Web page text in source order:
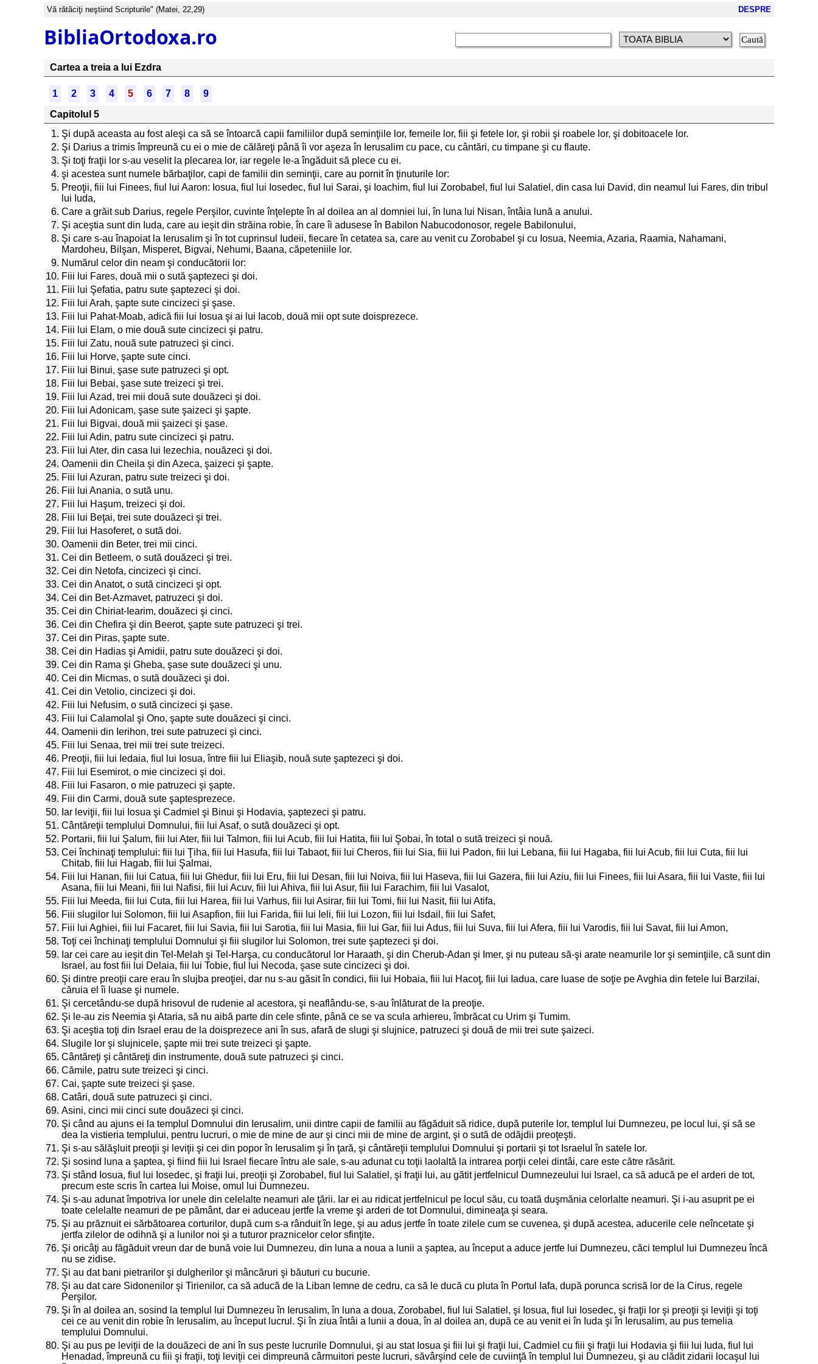
Vă rătăciţi neştiind Scripturile" (Matei, 22,29) DESPRE
BibliaOrtodoxa.ro
Cartea a treia a lui Ezdra
1 2 3 4 5 6 7 8
9
Capitolul 5
1. Şi după aceasta au fost aleşi ca să se întoarcă capii familiilor după seminţiile lor, femeile lor, fiii şi fetele lor, şi robii şi roabele lor, şi dobitoacele lor.
2. Şi Darius a trimis împreună cu ei o mie de călăreţi până îi vor aşeza în Ierusalim cu pace, cu cântări, cu timpane şi cu flaute.
3. Şi toţi fraţii lor s-au veselit la plecarea lor, iar regele le-a îngăduit să plece cu ei.
4. şi acestea sunt numele bărbaţilor, capi de familii din seminţii, care au pornit în ţinuturile lor:
5. Preoţii, fiii lui Finees, fiul lui Aaron: Iosua, fiul lui Iosedec, fiul lui Sarai, şi Ioachim, fiul lui Zorobabel, fiul lui Salatiel, din casa lui David, din neamul lui Fares, din tribul
lui Iuda,
6. Care a grăit sub Darius, regele Perşilor, cuvinte înţelepte în al doilea an al domniei lui, în luna lui Nisan, întâia lună a anului.
7. Şi aceştia sunt din Iuda, care au ieşit din străina robie, în care îi adusese în Babilon Nabucodonosor, regele Babilonului,
8. Şi care s-au înapoiat la Ierusalim şi în tot cuprinsul Iudeii, fiecare în cetatea sa, care au venit cu Zorobabel şi cu Iosua, Neemia, Azaria, Raamia, Nahamani,
Mardoheu, Bilşan, Misperet, Bigvai, Nehumi, Baana, căpeteniile lor.
9. Numărul celor din neam şi conducătorii lor:
10. Fiii lui Fares, două mii o sută şaptezeci şi doi.
11. Fiii lui Şefatia, patru sute şaptezeci şi doi.
12. Fiii lui Arah, şapte sute cincizeci şi şase.
13. Fiii lui Pahat-Moab, adică fiii lui Iosua şi ai lui Iacob, două mii opt sute doisprezece.
14. Fiii lui Elam, o mie două sute cincizeci şi patru.
15. Fiii lui Zatu, nouă sute patruzeci şi cinci.
16. Fiii lui Horve, şapte sute cinci.
17. Fiii lui Binui, şase sute patruzeci şi opt.
18. Fiii lui Bebai, şase sute treizeci şi trei.
19. Fiii lui Azad, trei mii două sute douăzeci şi doi.
20. Fiii lui Adonicam, şase sute şaizeci şi şapte.
21. Fiii lui Bigvai, două mii şaizeci şi şase.
22. Fiii lui Adin, patru sute cincizeci şi patru.
23. Fiii lui Ater, din casa lui Iezechia, nouăzeci şi doi.
24. Oamenii din Cheila şi din Azeca, şaizeci şi şapte.
25. Fiii lui Azuran, patru sute treizeci şi doi.
26. Fiii lui Anania, o sută unu.
27. Fiii lui Haşum, treizeci şi doi.
28. Fiii lui Beţai, trei sute douăzeci şi trei.
29. Fiii lui Hasoferet, o sută doi.
30. Oamenii din Beter, trei mii cinci.
31. Cei din Betleem, o sută douăzeci şi trei.
32. Cei din Netofa, cincizeci şi cinci.
33. Cei din Anatot, o sută cincizeci şi opt.
34. Cei din Bet-Azmavet, patruzeci şi doi.
35. Cei din Chiriat-Iearim, douăzeci şi cinci.
36. Cei din Chefira şi din Beerot, şapte sute patruzeci şi trei.
37. Cei din Piras, şapte sute.
38. Cei din Hadias şi Amidii, patru sute douăzeci şi doi.
39. Cei din Rama şi Gheba, şase sute douăzeci şi unu.
40. Cei din Micmas, o sută douăzeci şi doi.
41. Cei din Vetolio, cincizeci şi doi.
42. Fiii lui Nefusim, o sută cincizeci şi şase.
43. Fiii lui Calamolal şi Ono, şapte sute douăzeci şi cinci.
44. Oamenii din Ierihon, trei sute patruzeci şi cinci.
45. Fiii lui Senaa, trei mii trei sute treizeci.
46. Preoţii, fiii lui Iedaia, fiul lui Iosua, între fiii lui Eliaşib, nouă sute şaptezeci şi doi.
47. Fiii lui Esemirot, o mie cincizeci şi doi.
48. Fiii lui Fasaron, o mie patruzeci şi şapte.
49. Fiii din Carmi, două sute şaptesprezece.
50. Iar leviţii, fiii lui Iosua şi Cadmiel şi Binui şi Hodavia, şaptezeci şi patru.
51. Cântăreţii templului Domnului, fiii lui Asaf, o sută douăzeci şi opt.
52. Portarii, fiii lui Şalum, fiii lui Ater, fiii lui Talmon, fiii lui Acub, fiii lui Hatita, fiii lui Şobai, în total o sută treizeci şi nouă.
53. Cei închinaţi templului: fiii lui Ţiha, fiii lui Hasufa, fiii lui Tabaot, fiii lui Cheros, fiii lui Sia, fiii lui Padon, fiii lui Lebana, fiii lui Hagaba, fiii lui Acub, fiii lui Cuta, fiii lui
Chitab, fiii lui Hagab, fiii lui Şalmai,
54. Fiii lui Hanan, fiii lui Catua, fiii lui Ghedur, fiii lui Eru, fiii lui Desan, fiii lui Noiva, fiii lui Haseva, fiii lui Gazera, fiii lui Aziu, fiii lui Finees, fiii lui Asara, fiii lui Vaste, fiii lui
Asana, fiii lui Meani, fiii lui Nafisi, fiii lui Acuv, fiii lui Ahiva, fiii lui Asur, fiii lui Farachim, fiii lui Vasalot,
55. Fiii lui Meeda, fiii lui Cuta, fiii lui Harea, fiii lui Varhus, fiii lui Asirar, fiii lui Tomi, fiii lui Nasit, fiii lui Atifa,
56. Fiii slugilor lui Solomon, fiii lui Asapfion, fiii lui Farida, fiii lui Ieli, fiii lui Lozon, fiii lui Isdail, fiii lui Safet,
57. Fiii lui Aghiei, fiii lui Facaret, fiii lui Savia, fiii lui Sarotia, fiii lui Masia, fiii lui Gar, fiii lui Adus, fiii lui Suva, fiii lui Afera, fiii lui Varodis, fiii lui Savat, fiii lui Amon,
58. Toţi cei închinaţi templului Domnului şi fiii slugilor lui Solomon, trei sute şaptezeci şi doi.
59. Iar cei care au ieşit din Tel-Melah şi Tel-Harşa, cu conducătorul lor Haraath, şi din Cherub-Adan şi Imer, şi nu puteau să-şi arate neamurile lor şi seminţiile, că sunt din
Israel, au fost fiii lui Delaia, fiii lui Tobie, fiul lui Necoda, şase sute cincizeci şi doi.
60. Şi dintre preoţii care erau în slujba preoţiei, dar nu s-au găsit în condici, fiii lui Hobaia, fiii lui Hacoţ, fiii lui Iadua, care luase de soţie pe Avghia din fetele lui Barzilai,
căruia el îi luase şi numele.
61. Şi cercetându-se după hrisovul de rudenie al acestora, şi neaflându-se, s-au înlăturat de la preoţie.
62. Şi le-au zis Neemia şi Ataria, să nu aibă parte din cele sfinte, până ce se va scula arhiereu, îmbrăcat cu Urim şi Tumim.
63. Şi aceştia toţi din Israel erau de la doisprezece ani în sus, afară de slugi şi slujnice, patruzeci şi două de mii trei sute şaizeci.
64. Slugile lor şi slujnicele, şapte mii trei sute treizeci şi şapte.
65. Cântăreţi şi cântăreţi din instrumente, două sute patruzeci şi cinci.
66. Cămile, patru sute treizeci şi cinci.
67. Cai, şapte sute treizeci şi şase.
68. Catâri, două sute patruzeci şi cinci.
69. Asini, cinci mii cinci sute douăzeci şi cinci.
70. Şi când au ajuns ei la templul Domnului din Ierusalim, unii dintre capii de familii au făgăduit să ridice, după puterile lor, templul lui Dumnezeu, pe locul lui, şi să se
dea la vistieria templului, pentru lucruri, o mie de mine de aur şi cinci mii de mine de argint, şi o sută de odăjdii preoţeşti.
71. Şi s-au sălăşluit preoţii şi leviţii şi cei din popor în Ierusalim şi în ţară, şi cântăreţii templului Domnului şi portarii şi tot Israelul în satele lor.
72. Şi sosind luna a şaptea, şi fiind fiii lui Israel fiecare întru ale sale, s-au adunat cu toţii laolaltă la intrarea porţii celei dintâi, care este către răsărit.
73. Şi stând Iosua, fiul lui Iosedec, şi fraţii lui, preoţii şi Zorobabel, fiul lui Salatiel, şi fraţii lui, au gătit jertfelnicul Dumnezeului lui Israel, ca să aducă pe el arderi de tot,
precum este scris în cartea lui Moise, omul lui Dumnezeu.
74. Şi s-au adunat împotriva lor unele din celelalte neamuri ale ţării. Iar ei au ridicat jertfelnicul pe locul său, cu toată duşmănia celorlalte neamuri. Şi i-au asuprit pe ei
toate celelalte neamuri de pe pământ, dar ei aduceau jertfe la vreme şi arderi de tot Domnului, dimineaţa şi seara.
75. Şi au prăznuit ei sărbătoarea corturilor, după cum s-a rânduit în lege, şi au adus jertfe în toate zilele cum se cuvenea, şi după acestea, aducerile cele neîncetate şi
jertfa zilelor de odihnă şi a lunilor noi şi a tuturor praznicelor celor sfinţite.
76. Şi oricâţi au făgăduit vreun dar de bună voie lui Dumnezeu, din luna a noua a lunii a şaptea, au început a aduce jertfe lui Dumnezeu, căci templul lui Dumnezeu încă
nu se zidise.
77. Şi au dat bani pietrarilor şi dulgherilor şi mâncăruri şi băuturi cu bucurie.
78. Şi au dat care Sidonenilor şi Tirienilor, ca să aducă de la Liban lemne de cedru, ca să le ducă cu pluta în Portul Iafa, după porunca scrisă lor de la Cirus, regele
Perşilor.
79. Şi în al doilea an, sosind la templul lui Dumnezeu în Ierusalim, în luna a doua, Zorobabel, fiul lui Salatiel, şi Iosua, fiul lui Iosedec, şi fraţii lor şi preoţii şi leviţii şi toţi
cei ce au venit din robie în Ierusalim, au început lucrul. Şi în ziua întâi a lunii a doua, în al doilea an, după ce au venit ei în Iuda şi în Ierusalim, au pus temelia
templului Domnului.
80. Şi au pus pe leviţii de la douăzeci de ani în sus peste lucrurile Domnului, şi au stat Iosua şi fiii lui şi fraţii lui, Cadmiel cu fiii şi fraţii lui Hodavia şi fiii lui Iuda, fiul lui
Henadad, împreună cu fiii şi fraţii, toţi leviţii cei dimpreună cârmuitori peste lucruri, săvârşind cele de cuviinţă în templul lui Dumnezeu, şi au clădit zidarii locaşul lui